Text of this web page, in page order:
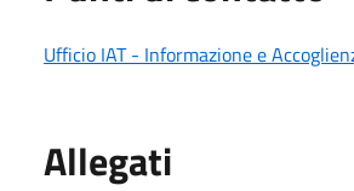
Ufficio IAT - Informazione e
Allegati